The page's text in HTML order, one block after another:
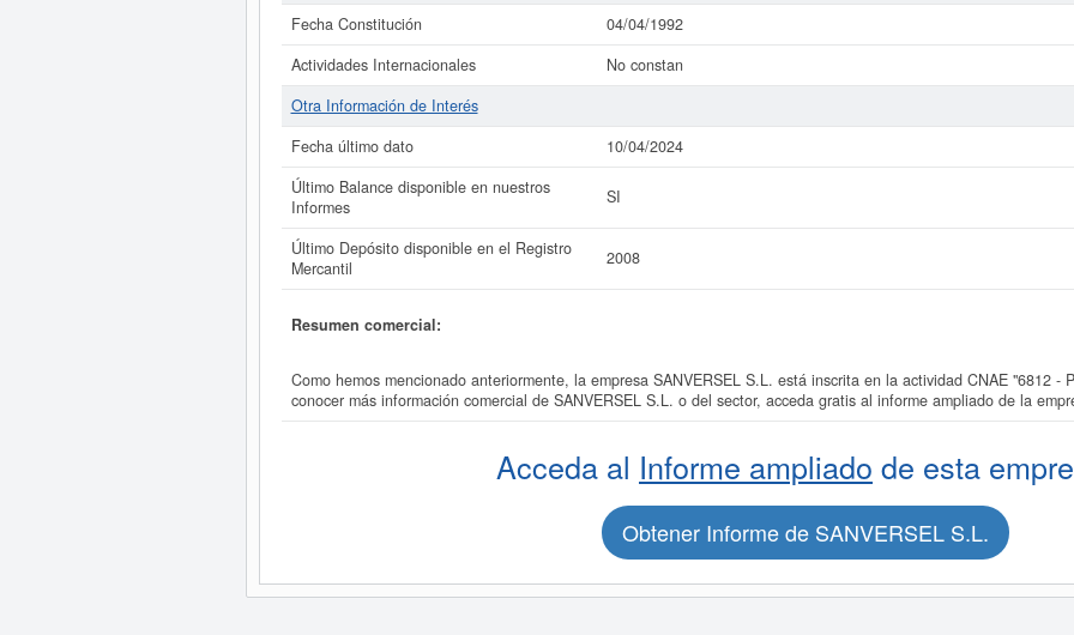
Fecha Constitución
04/04/1992
Actividades Internacionales
No constan
Otra Información de Interés
Fecha último dato
10/04/2024
Último Balance disponible en nuestros
Informes
SI
Último Depósito disponible en el Registro
Mercantil
2008
Resumen comercial:
Como hemos mencionado anteriormente, la empresa SANVERSEL S.L. está inscrita en la actividad CNAE "6812 -
conocer más información comercial de SANVERSEL S.L. o del sector, acceda gratis al informe ampliado de la
Acceda al Informe ampliado de esta
Obtener Informe de SANVERSEL S.L.